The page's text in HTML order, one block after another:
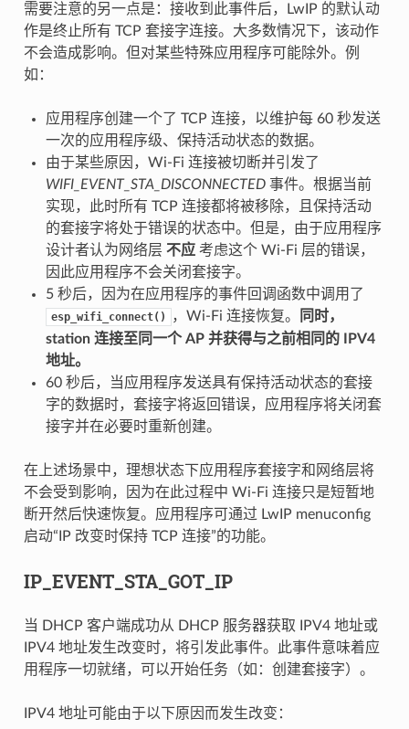
需要注意的另一点是：接收到此事件后，LwIP 的默认动
作是终止所有 TCP 套接字连接。大多数情况下，该动作
不会造成影响。但对某些特殊应用程序可能除外。例
如：
应用程序创建一个了 TCP 连接，以维护每 60 秒发送
一次的应用程序级、保持活动状态的数据。
由于某些原因，Wi-Fi 连接被切断并引发了
WIFI_EVENT_STA_DISCONNECTED事件。根据当前
实现，此时所有 TCP 连接都将被移除，且保持活动
的套接字将处于错误的状态中。但是，由于应用程序
设计者认为网络层 不应考虑这个 Wi-Fi 层的错误，
因此应用程序不会关闭套接字。
5 秒后，因为在应用程序的事件回调函数中调用了
esp_wifi_connect() ，Wi-Fi 连接恢复。
同时，
station 连接至同一个 AP 并获得与之前相同的 IPV4
地址。
60 秒后，当应用程序发送具有保持活动状态的套接
字的数据时，套接字将返回错误，应用程序将关闭套
接字并在必要时重新创建。
在上述场景中，理想状态下应用程序套接字和网络层将
不会受到影响，因为在此过程中 Wi-Fi 连接只是短暂地
断开然后快速恢复。应用程序可通过 LwIP menuconfig
启动“IP 改变时保持 TCP 连接”的功能。
IP_EVENT_STA_GOT_IP
当 DHCP 客户端成功从 DHCP 服务器获取 IPV4 地址或
IPV4 地址发生改变时，将引发此事件。此事件意味着应
用程序一切就绪，可以开始任务（如：创建套接字）。
IPV4 地址可能由于以下原因而发生改变：